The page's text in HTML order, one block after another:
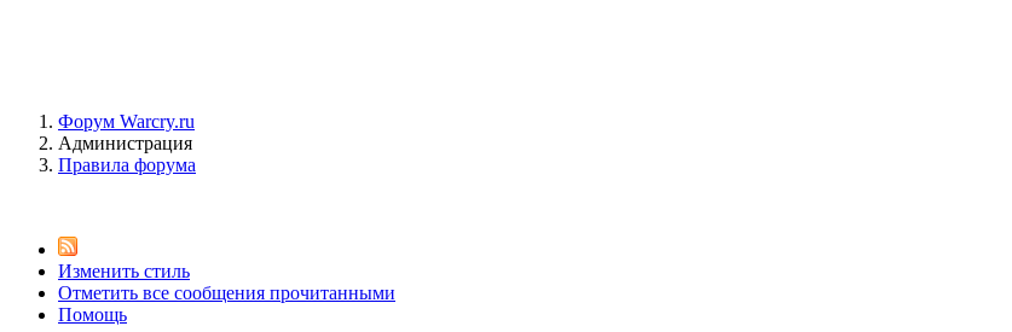
Форум Warcry.ru
Администрация
Правила форума
Изменить стиль
Отметить все сообщения прочитанными
Помощь